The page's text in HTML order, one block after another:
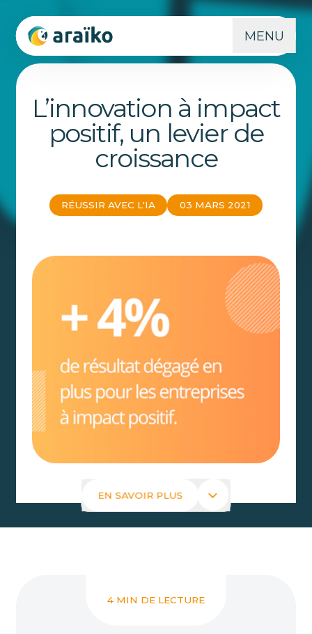
MENU
L’innovation à impact
positif, un levier de
croissance
RÉUSSIR AVEC L'IA 03 MARS 2021
EN SAVOIR PLUS
4 MIN DE LECTURE